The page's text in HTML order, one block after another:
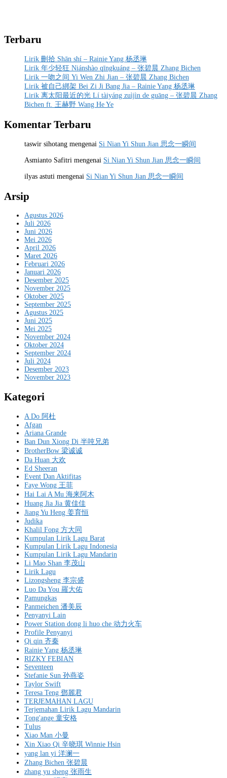
Terbaru
Lirik 刪拾 Shān shí – Rainie Yang 杨丞琳
Lirik 年少轻狂 Niánshào qīngkuáng – 张碧晨 Zhang Bichen
Lirik 一吻之间 Yi Wen Zhi Jian – 张碧晨 Zhang Bichen
Lirik 被自己綁架 Bei Zi Ji Bang Jia – Rainie Yang 杨丞琳
Lirik 离太阳最近的光 Lí tàiyáng zuìjìn de guāng – 张碧晨 Zhang
Bichen ft. 王赫野 Wang He Ye
Komentar Terbaru
taswir sihotang mengenai Si Nian Yi Shun Jian 思念一瞬间
Asmianto Safitri mengenai Si Nian Yi Shun Jian 思念一瞬间
ilyas astuti mengenai Si Nian Yi Shun Jian 思念一瞬间
Arsip
Agustus 2026
Juli 2026
Juni 2026
Mei 2026
April 2026
Maret 2026
Februari 2026
Januari 2026
Desember 2025
November 2025
Oktober 2025
September 2025
Agustus 2025
Juni 2025
Mei 2025
November 2024
Oktober 2024
September 2024
Juli 2024
Desember 2023
November 2023
Kategori
A Do 阿杜
Afgan
Ariana Grande
Ban Dun Xiong Di 半吨兄弟
BrotherBow 梁诚诚
Da Huan 大欢
Ed Sheeran
Event Dan Aktifitas
Faye Wong 王菲
Hai Lai A Mu 海来阿木
Huang Jia Jia 黄佳佳
Jiang Yu Heng 姜育恒
Judika
Khalil Fong 方大同
Kumpulan Lirik Lagu Barat
Kumpulan Lirik Lagu Indonesia
Kumpulan Lirik Lagu Mandarin
Li Mao Shan 李茂山
Lirik Lagu
Lizongsheng 李宗盛
Luo Da You 羅大佑
Pamungkas
Panmeichen 潘美辰
Penyanyi Lain
Power Station dong li huo che 动力火车
Profile Penyanyi
Qi qin 齐秦
Rainie Yang 杨丞琳
RIZKY FEBIAN
Seventeen
Stefanie Sun 孙燕姿
Taylor Swift
Teresa Teng 鄧麗君
TERJEMAHAN LAGU
Terjemahan Lirik Lagu Mandarin
Tong'ange 童安格
Tulus
Xiao Man 小曼
Xin Xiao Qi 辛晓琪 Winnie Hsin
yang lan yi 洋澜一
Zhang Bichen 张碧晨
zhang yu sheng 张雨生